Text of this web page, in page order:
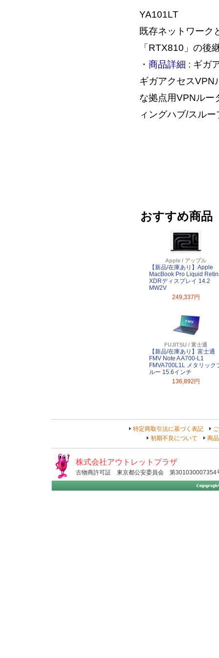
YA101LT
既存ネットワーク
「RTX810」の後
・商品詳細 : ギガ
ギガアクセスVPN
な拠点用VPNルー
ィングハブ/スル
おすすめ商品
Apple / アップル
【新品/在庫あり】Apple
MacBook Pro Liquid
XDRディスプレイ 14.2
MW2V
249,337円
FUJITSU / 富士通
【新品/在庫あり】富士通
FMV Note A A700-L1
FMVA700L1L メタリック
ルー 15.6インチ
136,892円
特定商取引法に基づく表記
初期不良について
商
株式会社アウトレットプラザ
古物商許可証 東京都公安委員会 第301030007354